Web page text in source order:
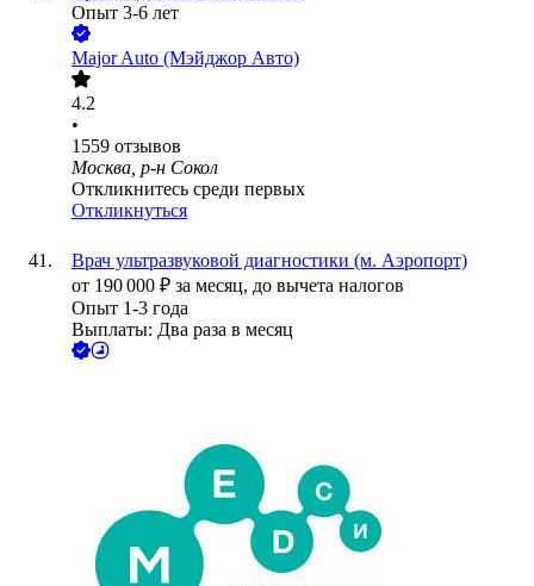
Опыт 3-6 лет
Major Auto (Мэйджор Авто)
4.2
•
1559 отзывов
Москва, р-н Сокол
Откликнитесь среди первых
Откликнуться
Врач ультразвуковой диагностики (м. Аэропорт)
от 190 000 ₽ за месяц, до вычета налогов
Опыт 1-3 года
Выплаты: Два раза в месяц